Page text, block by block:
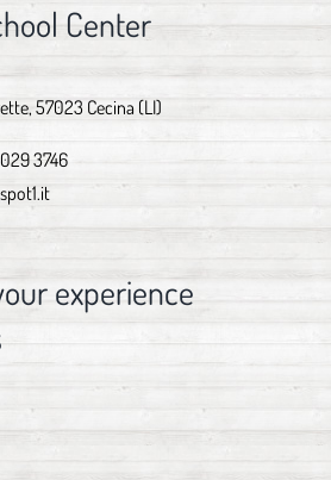
Center
57023 Cecina (LI)
3746
experience